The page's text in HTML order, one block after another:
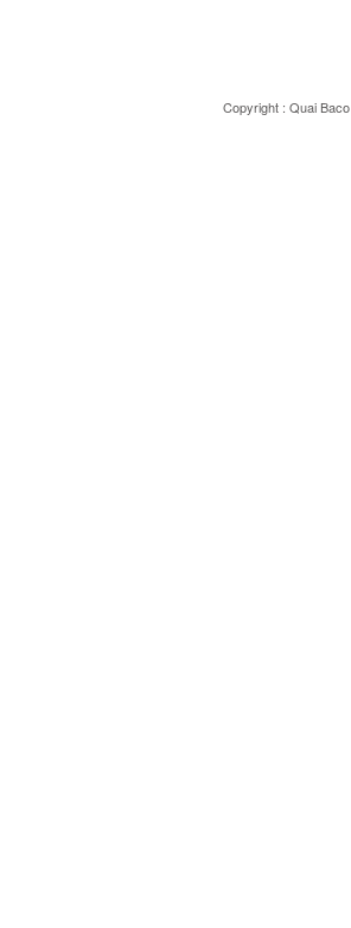
Copyright : Quai Baco